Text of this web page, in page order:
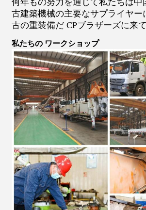
何年もの努力を通じて私たちは中
古建築機械の主要なサプライヤー
古の重装備だ CPブラザーズに来て
私たちの ワークショップ